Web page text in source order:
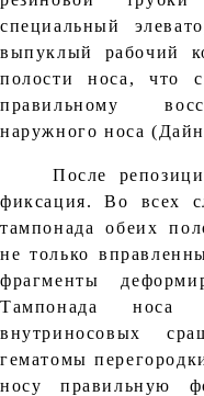
специальный
выпуклый рабочий
полости носа, что
правильному
наружного носа
После
фиксация. Во всех
тампонада обеих
не только
фрагменты
Тампонада носа
внутриносовых
гематомы
носу правильную